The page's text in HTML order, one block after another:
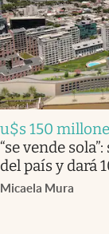
u$s 150
“se vende
del país y dará
Micaela Mura